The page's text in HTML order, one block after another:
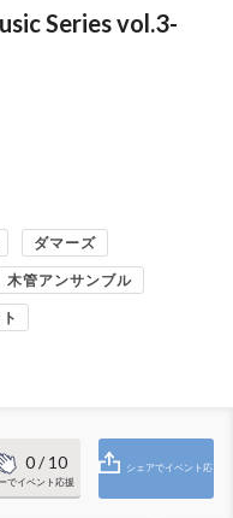
Series vol.3-
ダマーズ
木管アンサンブル
0/ 10
でイベント応援
シェアでイベント応